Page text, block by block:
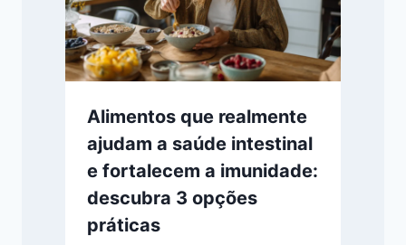
Alimentos que realmente
ajudam a saúde intestinal
e fortalecem a imunidade:
descubra 3 opções
práticas